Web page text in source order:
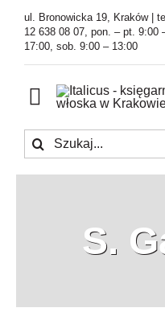
Przejdź
zawartości
ul. Bronowicka 19, Kraków |
12 638 08 07, pon. – pt. 9:00
17:00, sob. 9:00 – 13:00
Toggle
Navigation
Księgarnia
Tłumaczenia
Szukaj
S.